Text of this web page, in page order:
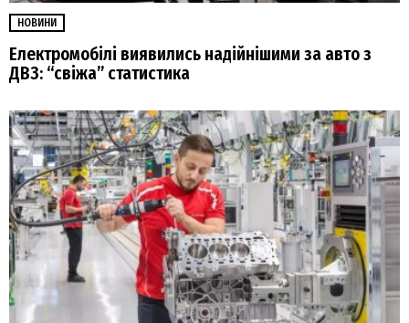
НОВИНИ
Електромобілі виявились надійнішими за авто з
ДВЗ: “свіжа” статистика